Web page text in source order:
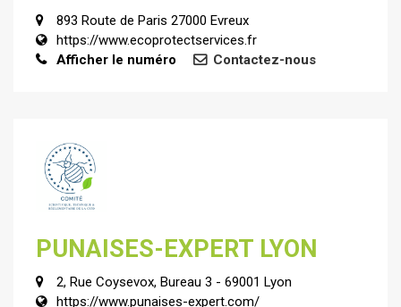
893 Route de Paris 27000 Evreux
https://www.ecoprotectservices.fr
Afficher le numéro
Contactez-nous
PUNAISES-EXPERT LYON
2, Rue Coysevox, Bureau 3 - 69001 Lyon
https://www.punaises-expert.com/